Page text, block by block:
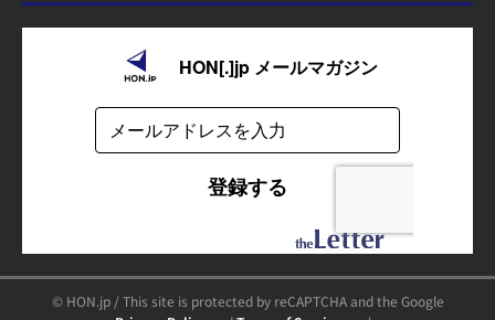
© HON.jp / This site is protected by reCAPTCHA and the Google